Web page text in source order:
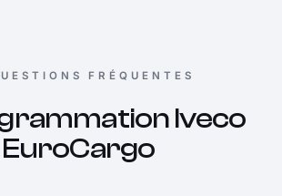
FRÉQUENTES
Iveco
EuroCargo